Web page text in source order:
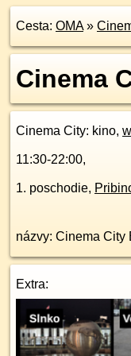
Cesta: OMA»
Cinema
Cinema City: kino,
11:30-22:00,
1. poschodie,
názvy: Cinema City
Extra: